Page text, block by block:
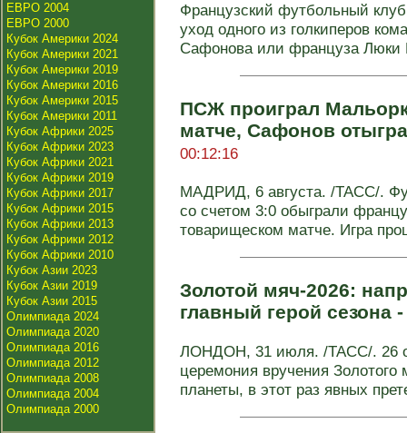
ЕВРО 2004
ЕВРО 2000
Кубок Америки 2024
Кубок Америки 2021
Кубок Америки 2019
Кубок Америки 2016
Кубок Америки 2015
Кубок Америки 2011
Кубок Африки 2025
Кубок Африки 2023
Кубок Африки 2021
Кубок Африки 2019
Кубок Африки 2017
Кубок Африки 2015
Кубок Африки 2013
Кубок Африки 2012
Кубок Африки 2010
Кубок Азии 2023
Кубок Азии 2019
Кубок Азии 2015
Олимпиада 2024
Олимпиада 2020
Олимпиада 2016
Олимпиада 2012
Олимпиада 2008
Олимпиада 2004
Олимпиада 2000
Французский футбольный
уход одного из голкиперов
Сафонова или француза
ПСЖ проиграл
матче, Сафонов
00:12:16
МАДРИД, 6 августа. /ТАСС/.
со счетом 3:0 обыграли
товарищеском матче. Игра
Золотой мяч-2026:
главный герой сезона
ЛОНДОН, 31 июля. /ТАСС/. 26
церемония вручения
планеты, в этот раз явных